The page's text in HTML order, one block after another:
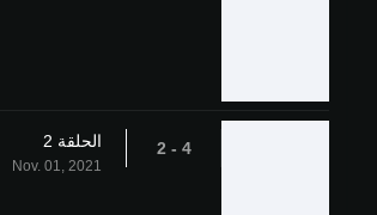
4 - 2 الحلقة 2
Nov. 01, 2021